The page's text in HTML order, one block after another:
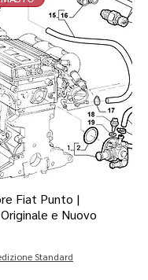
Fiat Punto |
e Nuovo
Standard